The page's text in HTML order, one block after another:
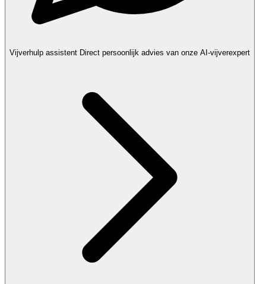
Vijverhulp assistent Direct persoonlijk advies van onze AI-vijverexpert